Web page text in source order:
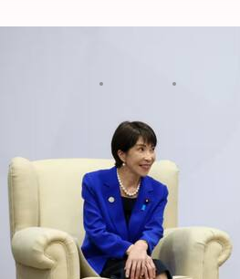
जापानी
जापान
की प्रधानमंत्री सनाए
वे आज शाम को दिल्ली पहुंचेंगी
जैसे मुद्दों पर चर्चा हो सकती है।
भारत और जापान में कई अहम